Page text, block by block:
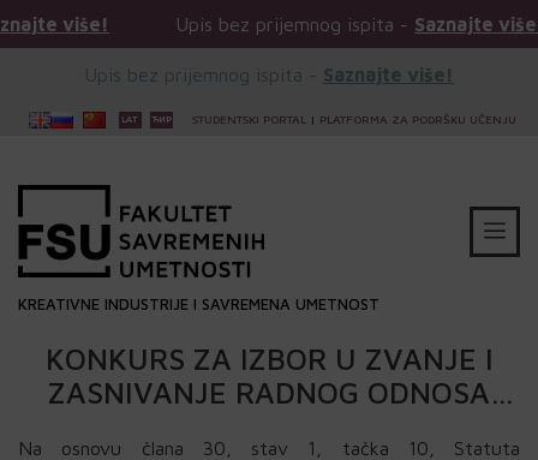
Upis bez prijemnog ispita -Saznajte više!
Upis bez prijemnog ispita - Saznajte više!
STUDENTSKI PORTAL | PLATFORMA ZA PODRŠKU UČENJU
KREATIVNE INDUSTRIJE I SAVREMENA UMETNOST
KONKURS ZA IZBOR U ZVANJE I
ZASNIVANJE RADNOG ODNOSA
Na osnovu člana 30, stav 1, tačka 10, Statuta